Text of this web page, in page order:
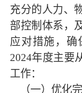
充分的人力、
部控制体系，
应对措施，确
2024年度主要
工作：
（一）优化